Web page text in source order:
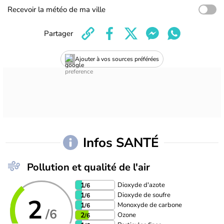
Recevoir la météo de ma ville
Ajouter à vos sources préférées
Partager
Infos SANTÉ
Pollution et qualité de l'air
2 /6
1/6 Dioxyde d'azote
1/6 Dioxyde de soufre
1/6 Monoxyde de carbone
2/6 Ozone